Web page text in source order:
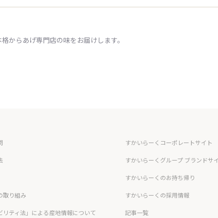
からあげ専門店の味をお届けします。
取り組み
リティ法」による産地情報について
すかいらーくコーポレートサイト
すかいらーくグループ ブランドサ
すかいらーくのお持ち帰り
すかいらーくの採用情報
記事一覧